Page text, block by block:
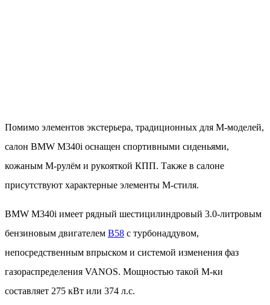
Помимо элементов экстерьера, традиционных для М-моделей,
салон BMW M340i оснащен спортивными сиденьями,
кожаным М-рулём и рукояткой КПП. Также в салоне
присутствуют характерные элементы М-стиля.
BMW M340i имеет рядный шестицилиндровый 3.0-литровым
бензиновым двигателем B58 с турбонаддувом,
непосредственным впрыском и системой изменения фаз
газораспределения VANOS. Мощностью такой М-ки
составляет 275 кВт или 374 л.с.